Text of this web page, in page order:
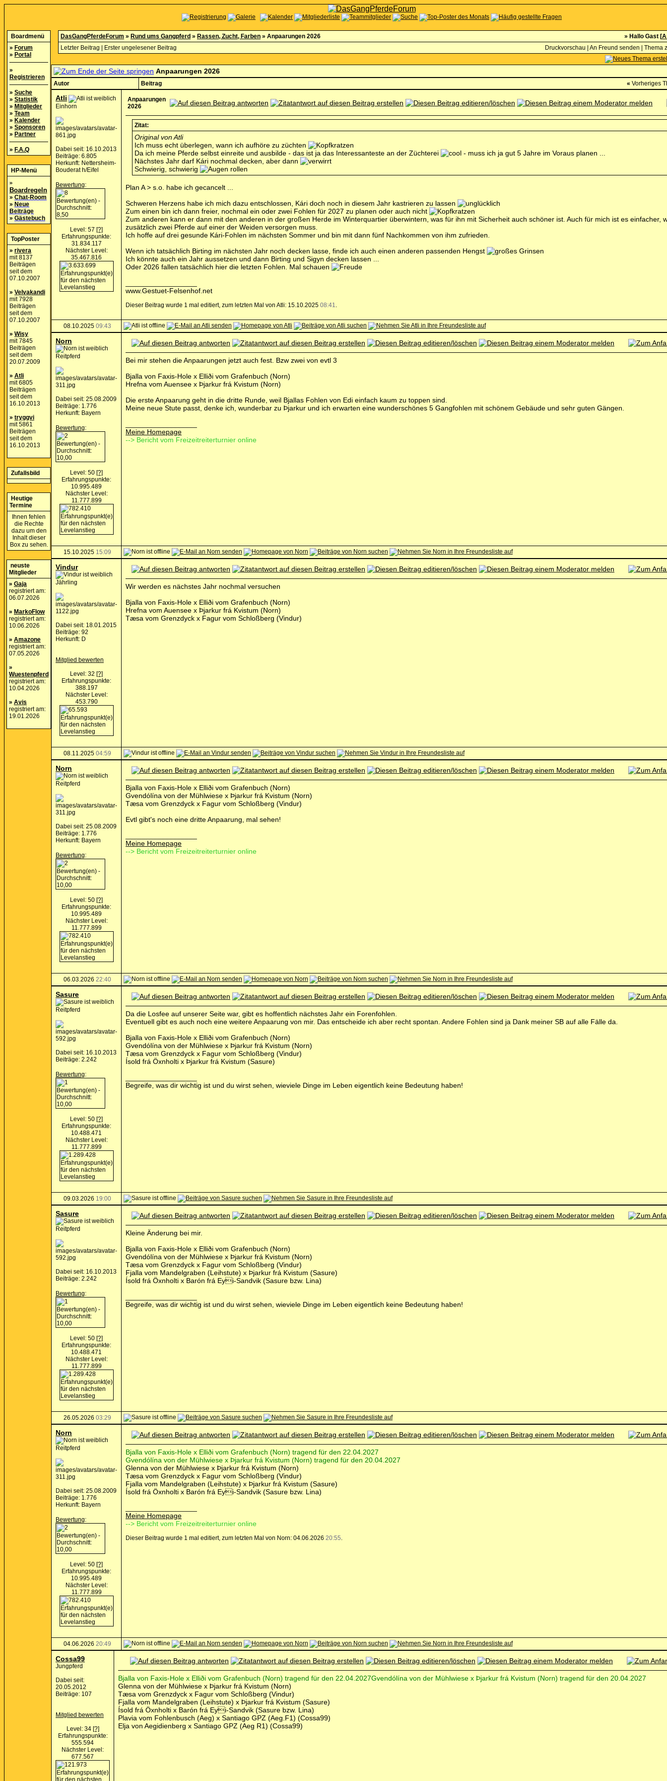
Boardmenü
» Forum
» Portal
»
Registrieren
» Suche
» Statistik
» Mitglieder
» Team
» Kalender
» Sponsoren
» Partner
» F.A.Q
HP-Menü
»
Boardregeln
» Chat-Room
» Neue
Beiträge
» Gästebuch
TopPoster
» rivera
mit 8137
Beiträgen
seit dem
07.10.2007
» Velvakandi
mit 7928
Beiträgen
seit dem
07.10.2007
» Wisy
mit 7845
Beiträgen
seit dem
20.07.2009
» Atli
mit 6805
Beiträgen
seit dem
16.10.2013
» tryggvi
mit 5861
Beiträgen
seit dem
16.10.2013
Zufallsbild
Heutige
Termine
Ihnen fehlen
die Rechte
dazu um den
Inhalt dieser
Box zu sehen.
neuste
Mitglieder
» Gaja
registriert am:
06.07.2026
» MarkoFlow
registriert am:
10.06.2026
» Amazone
registriert am:
07.05.2026
»
Wuestenpferd
registriert am:
10.04.2026
» Avis
registriert am:
19.01.2026
DasGangPferdeForum » Rund ums Gangpferd » Rassen, Zucht, Farben » Anpaarungen 2026 » Hallo Gast [
Letzter Beitrag
Erster ungelesener Beitrag Druckvorschau An Freund senden Thema
Anpaarungen 2026
Autor Beitrag « Vorheriges
Atli
Einhorn
Dabei seit: 16.10.2013
Beiträge: 6.805
Herkunft: Nettersheim-
Bouderat h/Eifel
Bewertung:
Level: 57 [?]
Erfahrungspunkte:
31.834.117
Nächster Level:
35.467.816
Anpaarungen
2026
Zitat:
Original von Atli
Ich muss echt überlegen, wann ich aufhöre zu züchten
Da ich meine Pferde selbst einreite und ausbilde - das ist ja das Interessanteste an der Züchterei
- muss ich ja gut 5 Jahre im Voraus planen ...
Nächstes Jahr darf Kári nochmal decken, aber dann
Schwierig, schwierig
Plan A > s.o. habe ich gecancelt ...
Schweren Herzens habe ich mich dazu entschlossen, Kári doch noch in diesem Jahr kastrieren zu lassen
Zum einen bin ich dann freier, nochmal ein oder zwei Fohlen für 2027 zu planen oder auch nicht
Zum anderen kann er dann mit den anderen in der großen Herde im Winterquartier überwintern, was für ihn mit Sicherheit auch schöner ist. Auch für mich ist es einfacher,
zusätzlich zwei Pferde auf einer der Weiden versorgen muss.
Ich hoffe auf drei gesunde Kári-Fohlen im nächsten Sommer und bin mit dann fünf Nachkommen von ihm zufrieden.
Wenn ich tatsächlich Birting im nächsten Jahr noch decken lasse, finde ich auch einen anderen passenden Hengst
Ich könnte auch ein Jahr aussetzen und dann Birting und Sigyn decken lassen ...
Oder 2026 fallen tatsächlich hier die letzten Fohlen. Mal schauen
www.Gestuet-Felsenhof.net
Dieser Beitrag wurde 1 mal editiert, zum letzten Mal von Atli: 15.10.2025 08:41.
08.10.2025 09:43
Norn
Reitpferd
Dabei seit: 25.08.2009
Beiträge: 1.776
Herkunft: Bayern
Bewertung:
Level: 50 [?]
Erfahrungspunkte:
10.995.489
Nächster Level:
11.777.899
Bei mir stehen die Anpaarungen jetzt auch fest. Bzw zwei von evtl 3
Bjalla von Faxis-Hole x Elliði vom Grafenbuch (Norn)
Hrefna vom Auensee x Þjarkur frá Kvistum (Norn)
Die erste Anpaarung geht in die dritte Runde, weil Bjallas Fohlen von Edi einfach kaum zu toppen sind.
Meine neue Stute passt, denke ich, wunderbar zu Þjarkur und ich erwarten eine wunderschönes 5 Gangfohlen mit schönem Gebäude und sehr guten Gängen.
Meine Homepage
--> Bericht vom Freizeitreiterturnier online
15.10.2025 15:09
Vindur
Jährling
Dabei seit: 18.01.2015
Beiträge: 92
Herkunft: D
Mitglied bewerten
Level: 32 [?]
Erfahrungspunkte:
388.197
Nächster Level:
453.790
Wir werden es nächstes Jahr nochmal versuchen
Bjalla von Faxis-Hole x Elliði vom Grafenbuch (Norn)
Hrefna vom Auensee x Þjarkur frá Kvistum (Norn)
Tæsa vom Grenzdyck x Fagur vom Schloßberg (Vindur)
08.11.2025 04:59
Norn
Reitpferd
Dabei seit: 25.08.2009
Beiträge: 1.776
Herkunft: Bayern
Bewertung:
Level: 50 [?]
Erfahrungspunkte:
10.995.489
Nächster Level:
11.777.899
Bjalla von Faxis-Hole x Elliði vom Grafenbuch (Norn)
Gvendólína von der Mühlwiese x Þjarkur frá Kvistum (Norn)
Tæsa vom Grenzdyck x Fagur vom Schloßberg (Vindur)
Evtl gibt's noch eine dritte Anpaarung, mal sehen!
Meine Homepage
--> Bericht vom Freizeitreiterturnier online
06.03.2026 22:40
Sasure
Reitpferd
Dabei seit: 16.10.2013
Beiträge: 2.242
Bewertung:
Level: 50 [?]
Erfahrungspunkte:
10.488.471
Nächster Level:
11.777.899
Da die Losfee auf unserer Seite war, gibt es hoffentlich nächstes Jahr ein Forenfohlen.
Eventuell gibt es auch noch eine weitere Anpaarung von mir. Das entscheide ich aber recht spontan. Andere Fohlen sind ja Dank meiner SB auf alle Fälle da.
Bjalla von Faxis-Hole x Elliði vom Grafenbuch (Norn)
Gvendólína von der Mühlwiese x Þjarkur frá Kvistum (Norn)
Tæsa vom Grenzdyck x Fagur vom Schloßberg (Vindur)
Ísold frá Öxnholti x Þjarkur frá Kvistum (Sasure)
Begreife, was dir wichtig ist und du wirst sehen, wieviele Dinge im Leben eigentlich keine Bedeutung haben!
09.03.2026 19:00
Sasure
Reitpferd
Dabei seit: 16.10.2013
Beiträge: 2.242
Bewertung:
Level: 50 [?]
Erfahrungspunkte:
10.488.471
Nächster Level:
11.777.899
Kleine Änderung bei mir.
Bjalla von Faxis-Hole x Elliði vom Grafenbuch (Norn)
Gvendólína von der Mühlwiese x Þjarkur frá Kvistum (Norn)
Tæsa vom Grenzdyck x Fagur vom Schloßberg (Vindur)
Fjalla vom Mandelgraben (Leihstute) x Þjarkur frá Kvistum (Sasure)
Ísold frá Öxnholti x Barón frá Eyi-Sandvik (Sasure bzw. Lina)
Begreife, was dir wichtig ist und du wirst sehen, wieviele Dinge im Leben eigentlich keine Bedeutung haben!
26.05.2026 03:29
Norn
Reitpferd
Dabei seit: 25.08.2009
Beiträge: 1.776
Herkunft: Bayern
Bewertung:
Level: 50 [?]
Erfahrungspunkte:
10.995.489
Nächster Level:
11.777.899
Bjalla von Faxis-Hole x Elliði vom Grafenbuch (Norn) tragend für den 22.04.2027
Gvendólína von der Mühlwiese x Þjarkur frá Kvistum (Norn) tragend für den 20.04.2027
Glenna von der Mühlwiese x Þjarkur frá Kvistum (Norn)
Tæsa vom Grenzdyck x Fagur vom Schloßberg (Vindur)
Fjalla vom Mandelgraben (Leihstute) x Þjarkur frá Kvistum (Sasure)
Ísold frá Öxnholti x Barón frá Eyi-Sandvik (Sasure bzw. Lina)
Meine Homepage
--> Bericht vom Freizeitreiterturnier online
Dieser Beitrag wurde 1 mal editiert, zum letzten Mal von Norn: 04.06.2026 20:55.
04.06.2026 20:49
Cossa99
Jungpferd
Dabei seit:
20.05.2012
Beiträge: 107
Mitglied bewerten
Level: 34 [?]
Erfahrungspunkte:
555.594
Nächster Level:
677.567
Bjalla von Faxis-Hole x Elliði vom Grafenbuch (Norn) tragend für den 22.04.2027Gvendólína von der Mühlwiese x Þjarkur frá Kvistum (Norn) tragend für den 20.04.2027
Glenna von der Mühlwiese x Þjarkur frá Kvistum (Norn)
Tæsa vom Grenzdyck x Fagur vom Schloßberg (Vindur)
Fjalla vom Mandelgraben (Leihstute) x Þjarkur frá Kvistum (Sasure)
Ísold frá Öxnholti x Barón frá Eyi-Sandvik (Sasure bzw. Lina)
Plavia vom Fohlenbusch (Aeg) x Santiago GPZ (Aeg.F1) (Cossa99)
Elja von Aegidienberg x Santiago GPZ (Aeg R1) (Cossa99)